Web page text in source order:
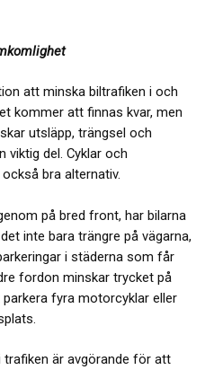
att minska biltrafiken i och
kommer att finnas kvar, men
utsläpp, trängsel och
viktig del. Cyklar och
bra alternativ.
på bred front, har bilarna
inte bara trängre på vägarna,
i städerna som får
fordon minskar trycket på
fyra motorcyklar eller
är avgörande för att